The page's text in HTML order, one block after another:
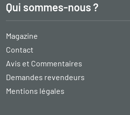
Qui sommes-nous ?
Magazine
Contact
Avis et Commentaires
Demandes revendeurs
Mentions légales